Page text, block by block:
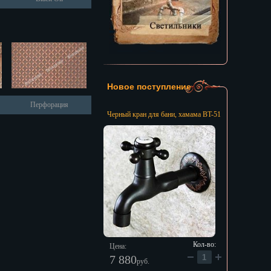
Перфорация
Новое поступление
Черный кран для бани, хамама BT-51
Цена:
7 880руб.
Кол-во: